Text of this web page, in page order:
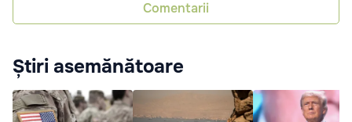
Comentarii
Știri asemănătoare